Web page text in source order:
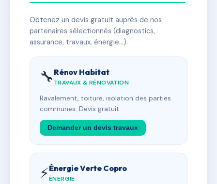
Obtenez un devis gratuit auprès de nos
partenaires sélectionnés (diagnostics,
assurance, travaux, énergie…).
🔧 Rénov Habitat
TRAVAUX & RÉNOVATION
Ravalement, toiture, isolation des parties
communes. Devis gratuit.
Demander un devis travaux
⚡Énergie Verte Copro
ÉNERGIE